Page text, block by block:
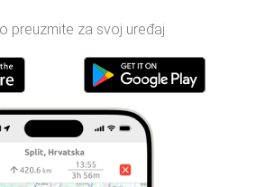
preuzmite za svoj uređaj